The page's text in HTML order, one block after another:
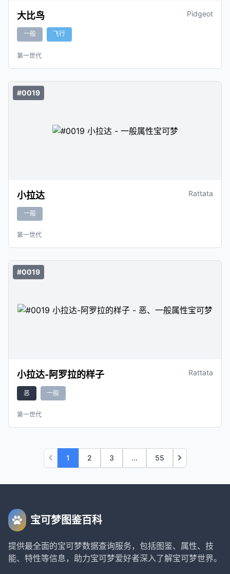
大比鸟 Pidgeot
一般 飞行
第一世代
#0019
小拉达 Rattata
一般
第一世代
#0019
小拉达-阿罗拉的样子 Rattata
恶 一般
第一世代
1 2 3 ... 55
宝可梦图鉴百科
提供最全面的宝可梦数据查询服务，包括图鉴、属性、技
能、特性等信息，助力宝可梦爱好者深入了解宝可梦世界。